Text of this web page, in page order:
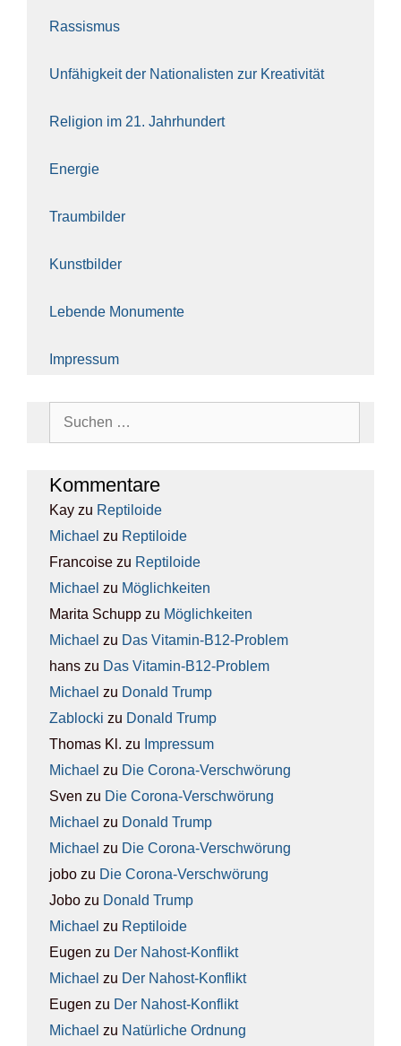
Ras­sis­mus
Unfä­hig­keit der Natio­na­lis­ten zur Krea­ti­vi­tät
Reli­gi­on im 21. Jahr­hun­dert
Ener­gie
Traum­bil­der
Kunst­bil­der
Leben­de Monu­men­te
Impres­sum
Kom­men­ta­re
Kay zu Rep­ti­lo­ide
Michael zu Rep­ti­lo­ide
Francoise zu Rep­ti­lo­ide
Michael zu Mög­lich­kei­ten
Marita Schupp zu Mög­lich­kei­ten
Michael zu Das Vit­amin-B12-Pro­blem
hans zu Das Vit­amin-B12-Pro­blem
Michael zu Donald Trump
Zablocki zu Donald Trump
Thomas Kl. zu Impres­sum
Michael zu Die Coro­na-Ver­schwö­rung
Sven zu Die Coro­na-Ver­schwö­rung
Michael zu Donald Trump
Michael zu Die Coro­na-Ver­schwö­rung
jobo zu Die Coro­na-Ver­schwö­rung
Jobo zu Donald Trump
Michael zu Rep­ti­lo­ide
Eugen zu Der Nah­ost-Kon­flikt
Michael zu Der Nah­ost-Kon­flikt
Eugen zu Der Nah­ost-Kon­flikt
Michael zu Natür­li­che Ord­nung